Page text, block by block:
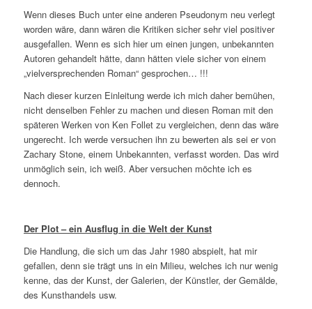
Wenn dieses Buch unter eine anderen Pseudonym neu verlegt
worden wäre, dann wären die Kritiken sicher sehr viel positiver
ausgefallen. Wenn es sich hier um einen jungen, unbekannten
Autoren gehandelt hätte, dann hätten viele sicher von einem
„vielversprechenden Roman“ gesprochen… !!!
Nach dieser kurzen Einleitung werde ich mich daher bemühen,
nicht denselben Fehler zu machen und diesen Roman mit den
späteren Werken von Ken Follet zu vergleichen, denn das wäre
ungerecht. Ich werde versuchen ihn zu bewerten als sei er von
Zachary Stone, einem Unbekannten, verfasst worden. Das wird
unmöglich sein, ich weiß. Aber versuchen möchte ich es
dennoch.
Der Plot – ein Ausflug in die Welt der Kunst
Die Handlung, die sich um das Jahr 1980 abspielt, hat mir
gefallen, denn sie trägt uns in ein Milieu, welches ich nur wenig
kenne, das der Kunst, der Galerien, der Künstler, der Gemälde,
des Kunsthandels usw.